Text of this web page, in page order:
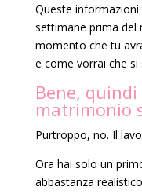
Queste
settimane prima del
momento che tu
e come vorrai che
Bene,
matrimonio
Purtroppo, no. Il
Ora hai solo un
abbastanza